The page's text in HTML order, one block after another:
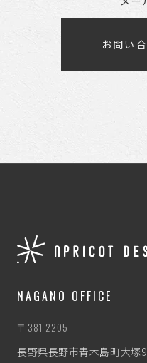
お問い
NAGANO OFFICE
〒381-2205
長野県長野市青木島町大塚